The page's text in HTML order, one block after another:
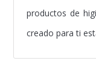
productos de
creado para ti